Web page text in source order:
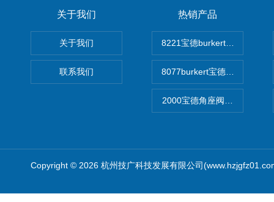
关于我们
关于我们
联系我们
热销产品
8221宝德burkert电导率探头
8077burkert宝德椭圆齿轮脉
2000宝德角座阀德国宝帝
Copyright © 2026 杭州技广科技发展有限公司